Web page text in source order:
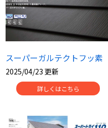
スーパーガルテクトフッ素
2025/04/23 更新
詳しくはこちら